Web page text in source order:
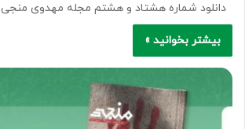
دانلود شماره هشتاد و هشتم مجله مهدوی منجی
بیشتر بخوانید »